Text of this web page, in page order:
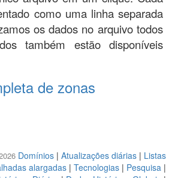
como uma linha separada
os dados no arquivo todos
também estão disponíveis
de zonas
Domínios | Atualizações diárias | Listas
alargadas | Tecnologias | Pesquisa |